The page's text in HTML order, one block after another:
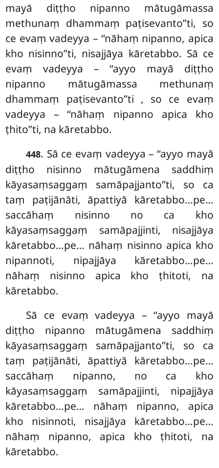
mayā diṭṭho nipanno mātugāmassa
methunaṃ dhammaṃ paṭisevanto’’ti, so
ce evaṃ vadeyya – ‘‘nāhaṃ nipanno, apica
kho nisinno’’ti, nisajjāya kāretabbo. Sā ce
evaṃ vadeyya – ‘‘ayyo mayā diṭṭho
nipanno mātugāmassa methunaṃ
dhammaṃ paṭisevanto’’ti , so ce evaṃ
vadeyya – ‘‘nāhaṃ nipanno apica kho
ṭhito’’ti, na kāretabbo.
448. Sā ce evaṃ vadeyya – ‘‘ayyo mayā
diṭṭho nisinno mātugāmena saddhiṃ
kāyasaṃsaggaṃ samāpajjanto’’ti, so ca
taṃ paṭijānāti, āpattiyā kāretabbo…pe…
saccāhaṃ nisinno no ca kho
kāyasaṃsaggaṃ samāpajjinti, nisajjāya
kāretabbo…pe… nāhaṃ nisinno apica kho
nipannoti, nipajjāya kāretabbo…pe…
nāhaṃ nisinno apica kho ṭhitoti, na
kāretabbo.
Sā ce evaṃ vadeyya – ‘‘ayyo mayā
diṭṭho nipanno mātugāmena saddhiṃ
kāyasaṃsaggaṃ samāpajjanto’’ti, so ca
taṃ paṭijānāti, āpattiyā kāretabbo…pe…
saccāhaṃ nipanno, no ca kho
kāyasaṃsaggaṃ samāpajjinti, nipajjāya
kāretabbo…pe… nāhaṃ nipanno, apica
kho nisinnoti, nisajjāya kāretabbo…pe…
nāhaṃ nipanno, apica kho ṭhitoti, na
kāretabbo.